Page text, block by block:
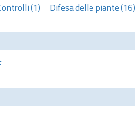
(1) Difesa delle piante (16)